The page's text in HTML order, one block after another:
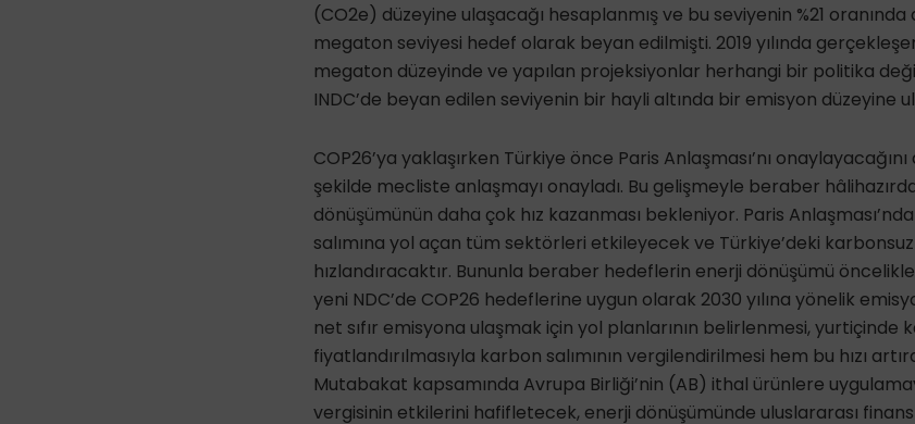
(CO2e) düzeyine ulaşacağı hesaplanmış ve bu seviyenin %21 oranında
megaton seviyesi hedef olarak beyan edilmişti. 2019 yılında
megaton düzeyinde ve yapılan projeksiyonlar herhangi bir politika
INDC’de beyan edilen seviyenin bir hayli altında bir emisyon düzeyine
COP26’ya yaklaşırken Türkiye önce Paris Anlaşması’nı onaylayacağını
şekilde mecliste anlaşmayı onayladı. Bu gelişmeyle beraber
dönüşümünün daha çok hız kazanması bekleniyor. Paris
salımına yol açan tüm sektörleri etkileyecek ve Türkiye’deki
hızlandıracaktır. Bununla beraber hedeflerin enerji dönüşümü
yeni NDC’de COP26 hedeflerine uygun olarak 2030 yılına yönelik
net sıfır emisyona ulaşmak için yol planlarının belirlenmesi, yurtiçinde
fiyatlandırılmasıyla karbon salımının vergilendirilmesi hem bu hızı
Mutabakat kapsamında Avrupa Birliği’nin (AB) ithal ürünlere
vergisinin etkilerini hafifletecek, enerji dönüşümünde uluslararası